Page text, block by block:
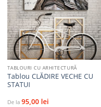
Adaugă
la
favorite
TABLOURI CU ARHITECTURĂ
Tablou CLĂDIRE VECHE CU
STATUI
De la 95,00 lei